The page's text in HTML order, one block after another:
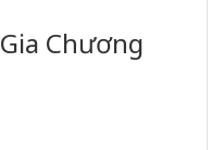
Chương